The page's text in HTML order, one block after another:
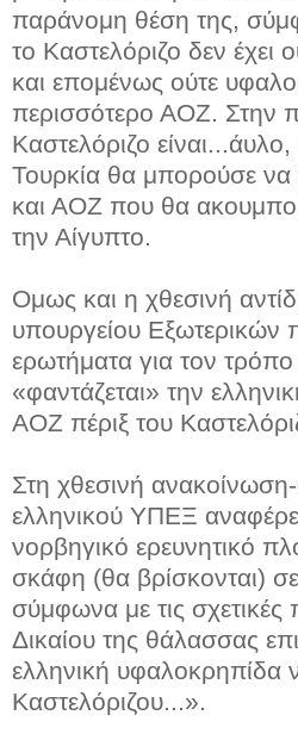
παράνομη θέση της,
το Καστελόριζο δεν έχει
και επομένως ούτε
περισσότερο ΑΟΖ. Στην
Καστελόριζο
Τουρκία θα μπορούσε να
και ΑΟΖ που θα
την Αίγυπτο.
Ομως και η χθεσινή
υπουργείου Εξωτερικών
ερωτήματα για τον
«φαντάζεται» την
ΑΟΖ πέριξ του
Στη χθεσινή
ελληνικού ΥΠΕΞ
νορβηγικό ερευνητικό
σκάφη (θα βρίσκονται)
σύμφωνα με τις σχετικές
Δικαίου της θάλασσας
ελληνική υφαλοκρηπίδα
Καστελόριζου...».